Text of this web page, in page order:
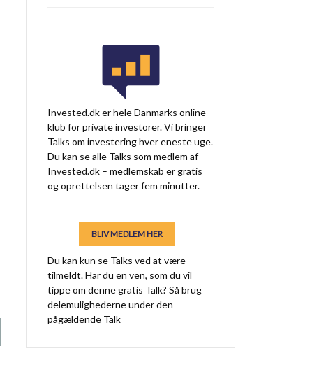
Invested.dk er hele Danmarks online
klub for private investorer. Vi bringer
Talks om investering hver eneste uge.
Du kan se alle Talks som medlem af
Invested.dk – medlemskab er gratis
og oprettelsen tager fem minutter.
BLIV MEDLEM HER
Du kan kun se Talks ved at være
tilmeldt. Har du en ven, som du vil
tippe om denne gratis Talk? Så brug
delemulighederne under den
pågældende Talk